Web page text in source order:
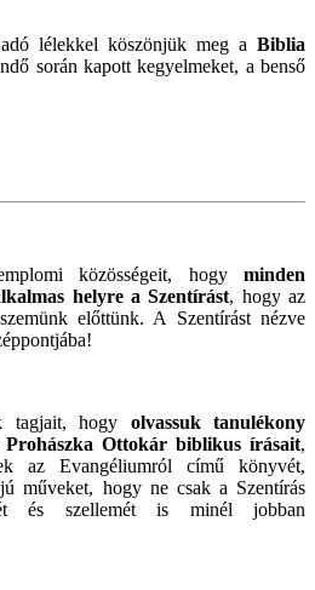
lélekkel köszönjük meg a Biblia
során kapott kegyelmeket, a benső
közösségeit, hogy minden
helyre a Szentírást, hogy az
előttünk. A Szentírást nézve
tagjait, hogy olvassuk tanulékony
Ottokár biblikus írásait,
az Evangéliumról című könyvét,
műveket, hogy ne csak a Szentírás
és szellemét is minél jobban